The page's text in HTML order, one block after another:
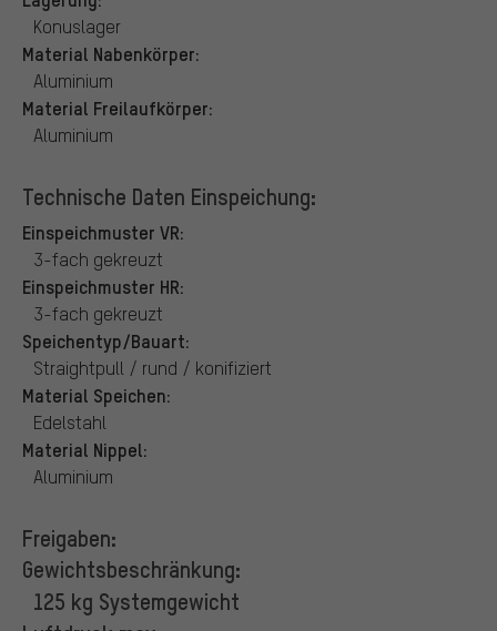
Konuslager
Material Nabenkörper:
Aluminium
Material Freilaufkörper:
Aluminium
Technische Daten Einspeichung:
Einspeichmuster VR:
3-fach gekreuzt
Einspeichmuster HR:
3-fach gekreuzt
Speichentyp/Bauart:
Straightpull / rund / konifiziert
Material Speichen:
Edelstahl
Material Nippel:
Aluminium
Freigaben:
Gewichtsbeschränkung:
125 kg Systemgewicht